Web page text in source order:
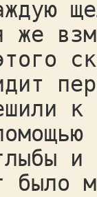
же
к
и
было